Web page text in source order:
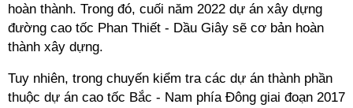
hoàn thành. Trong đó, cuối năm 2022 dự án xây dựng
đường cao tốc Phan Thiết - Dầu Giây sẽ cơ bản hoàn
thành xây dựng.
Tuy nhiên, trong chuyến kiểm tra các dự án thành phần
thuộc dự án cao tốc Bắc - Nam phía Đông giai đoạn 2017